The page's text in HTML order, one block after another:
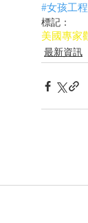
#女孩工
標記：
美國專家
最新資訊